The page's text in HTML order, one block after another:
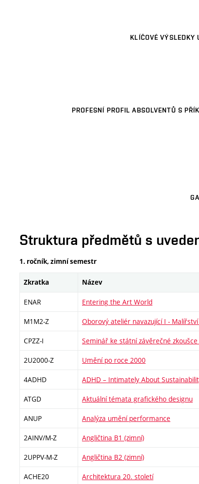
KLÍČOVÉ VÝSLEDKY
PROFESNÍ PROFIL ABSOLVENTŮ S
Struktura předmětů s
1. ročník, zimní semestr
Zkratka Název
ENAR Entering the Art World
M1M2-Z Oborový ateliér navazující I -
CPZZ-I Seminář ke státní závěrečné zkoušce
2U2000-Z Umění po roce 2000
4ADHD ADHD – Intimately About
ATGD Aktuální témata grafického designu
ANUP Analýza umění performance
2AINV/M-Z Angličtina B1 (zimní)
2UPPV-M-Z Angličtina B2 (zimní)
ACHE20 Architektura 20. století